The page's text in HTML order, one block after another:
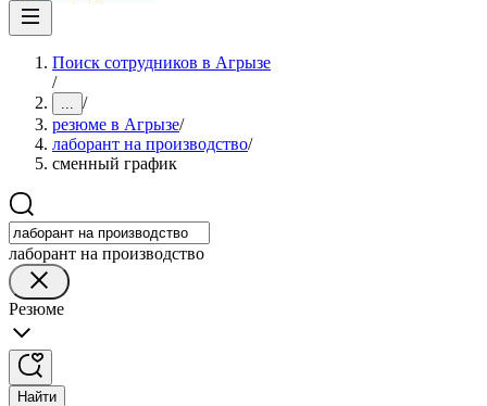
Поиск сотрудников в Агрызе
/
... /
резюме в Агрызе/
лаборант на производство/
сменный график
лаборант на производство
Резюме
Найти